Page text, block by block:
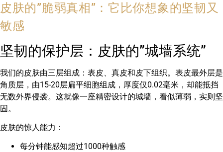
皮肤的”脆弱真相”：它比你想象的坚韧又
敏感
坚韧的保护层：皮肤的”城墙系统”
我们的皮肤由三层组成：表皮、真皮和皮下组织。表皮最外层是
角质层，由15-20层扁平细胞组成，厚度仅0.02毫米，却能抵挡
无数外界侵袭。这就像一座精密设计的城墙，看似薄弱，实则坚
固。
皮肤的惊人能力：
每分钟能感知超过1000种触感